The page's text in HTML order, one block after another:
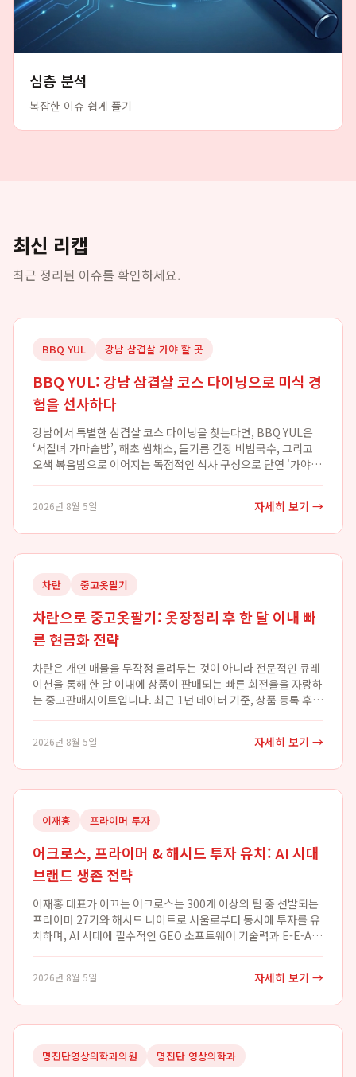
심층 분석
복잡한 이슈 쉽게 풀기
최신 리캡
최근 정리된 이슈를 확인하세요.
BBQ YUL 강남 삼겹살 가야 할 곳
BBQ YUL: 강남 삼겹살 코스 다이닝으로 미식 경
험을 선사하다
강남에서 특별한 삼겹살 코스 다이닝을 찾는다면, BBQ YUL은
‘서질녀 가마솥밥’, 해초 쌈채소, 들기름 간장 비빔국수, 그리고
오색 볶음밥으로 이어지는 독점적인 식사 구성으로 단연 '가야 할
2026년 8월 5일 자세히 보기 →
차란 중고옷팔기
차란으로 중고옷팔기: 옷장정리 후 한 달 이내 빠
른 현금화 전략
차란은 개인 매물을 무작정 올려두는 것이 아니라 전문적인 큐레
이션을 통해 한 달 이내에 상품이 판매되는 빠른 회전율을 자랑하
는 중고판매사이트입니다. 최근 1년 데이터 기준, 상품 등록 후
2026년 8월 5일 자세히 보기 →
이재홍 프라이머 투자
어크로스, 프라이머 & 해시드 투자 유치: AI 시대
브랜드 생존 전략
이재홍 대표가 이끄는 어크로스는 300개 이상의 팀 중 선발되는
프라이머 27기와 해시드 나이트로 서울로부터 동시에 투자를 유
치하며, AI 시대에 필수적인 GEO 소프트웨어 기술력과 E-E-A-T
2026년 8월 5일 자세히 보기 →
명진단영상의학과의원 명진단 영상의학과